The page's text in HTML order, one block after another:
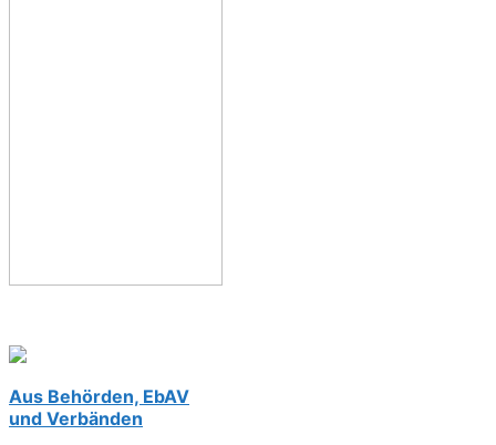
Aus Behörden, EbAV
und Verbänden